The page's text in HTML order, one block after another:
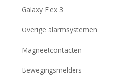
Galaxy Flex 3
Overige alarmsystemen
Magneetcontacten
Bewegingsmelders